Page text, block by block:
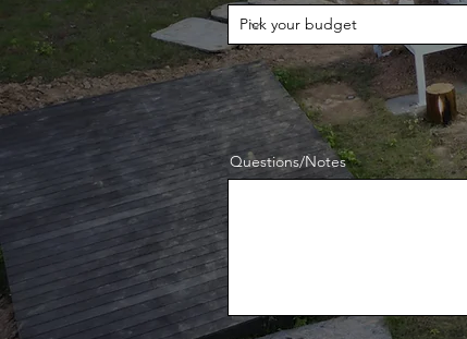
Questions/Notes